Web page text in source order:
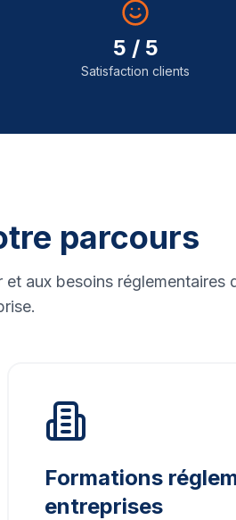
5 / 5
Satisfaction clients
parcours
aux besoins réglementaires
Formations
entreprises